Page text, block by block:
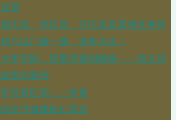
设置
摄氏度、华氏度、开氏度及其相互换算
初六出门遛一遛，龙年大吉！
大年初四，陪着老婆回娘家——游王琼
故里刘家堡
年宵有红花——冬青
国庆节修建虾缸莫丝